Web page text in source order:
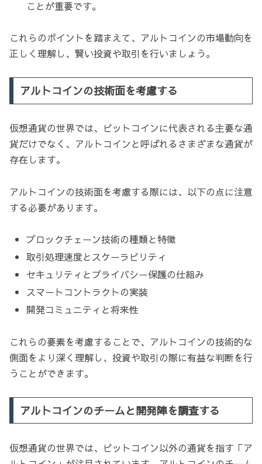
ことが重要です。
これらのポイントを踏まえて、アルトコインの市場動向を
正しく理解し、賢い投資や取引を行いましょう。
アルトコインの技術面を考慮する
仮想通貨の世界では、ビットコインに代表される主要な通
貨だけでなく、アルトコインと呼ばれるさまざまな通貨が
存在します。
アルトコインの技術面を考慮する際には、以下の点に注意
する必要があります。
ブロックチェーン技術の種類と特徴
取引処理速度とスケーラビリティ
セキュリティとプライバシー保護の仕組み
スマートコントラクトの実装
開発コミュニティと将来性
これらの要素を考慮することで、アルトコインの技術的な
側面をより深く理解し、投資や取引の際に有益な判断を行
うことができます。
アルトコインのチームと開発陣を調査する
仮想通貨の世界では、ビットコイン以外の通貨を指す「ア